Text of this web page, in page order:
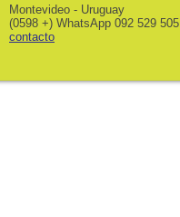
Montevideo - Uruguay
(0598 +) WhatsApp 092 529 505
contacto